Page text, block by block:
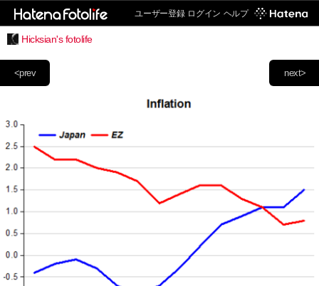
ユーザー登録 ログイン ヘルプ
Hicksian's fotolife
next>
<prev